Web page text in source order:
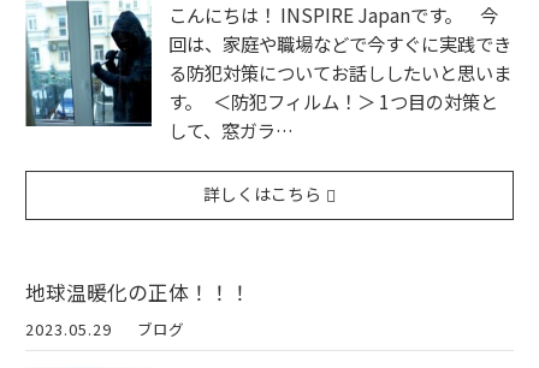
こんにちは！ INSPIRE Japanです。 今
回は、家庭や職場などで今すぐに実践でき
る防犯対策についてお話ししたいと思いま
す。 ＜防犯フィルム！＞ 1つ目の対策と
して、窓ガラ…
詳しくはこちら
地球温暖化の正体！！！
2023.05.29 ブログ